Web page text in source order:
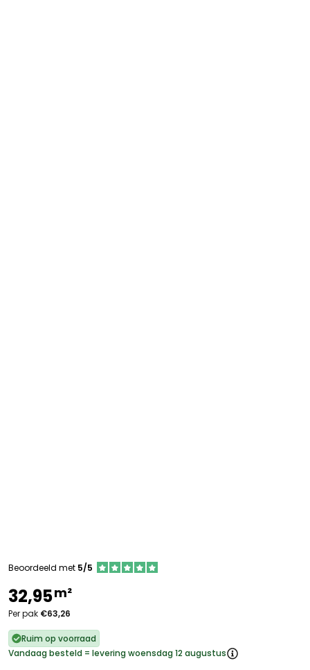
Beoordeeld met 5/5
32,95m²
Per pak €63,26
Ruim op voorraad
Vandaag besteld = levering woensdag 12 augustus